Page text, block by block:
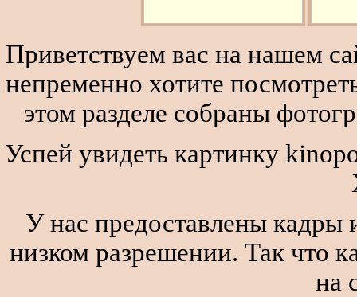
Приветствуем вас на нашем
непременно хотите
этом разделе собраны
Успей увидеть картинку
У нас предоставлены кадры
низком разрешении. Так что
на